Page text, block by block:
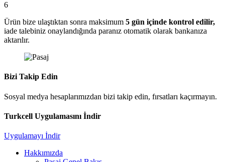
6
Ürün bize ulaştıktan sonra maksimum 5 gün içinde kontrol edilir,
iade talebiniz onaylandığında paranız otomatik olarak bankanıza
aktarılır.
Bizi Takip Edin
Sosyal medya hesaplarımızdan bizi takip edin, fırsatları kaçırmayın.
Turkcell Uygulamasını İndir
Uygulamayı İndir
Hakkımızda